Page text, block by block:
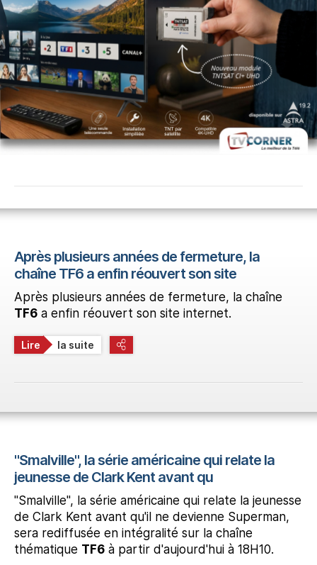
Après plusieurs années de fermeture, la
chaîne TF6 a enfin réouvert son site
Après plusieurs années de fermeture, la chaîne
TF6 a enfin réouvert son site internet.
Lire la suite
"Smalville", la série américaine qui relate la
jeunesse de Clark Kent avant qu
"Smalville", la série américaine qui relate la jeunesse
de Clark Kent avant qu'il ne devienne Superman,
sera rediffusée en intégralité sur la chaîne
thématique TF6 à partir d'aujourd'hui à 18H10.